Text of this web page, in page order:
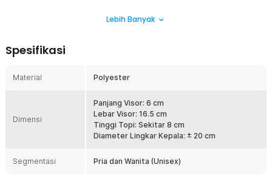
Hadir sebagai aksesoris untuk melengkapi gaya Anda, topi
casual saat hangout.
Tak hanya melengkapi outift, bagian crown topi komando yang tebal
temani aktivitas sehari-hari.
Material Polyester Berkualitas
Tetap nyaman gunakan topi seharian berkat bahan polyester anti
gerah yang digunakan. Karakter bahan yang tebal juga membuat
Lebih Banyak
Spesifikasi
Material Polyester
Dimensi
Panjang Visor: 6 cm
Lebar Visor: 16.5 cm
Tinggi Topi: Sekitar 8 cm
Diameter Lingkar Kepala: ± 20 cm
Segmentasi Pria dan Wanita (Unisex)